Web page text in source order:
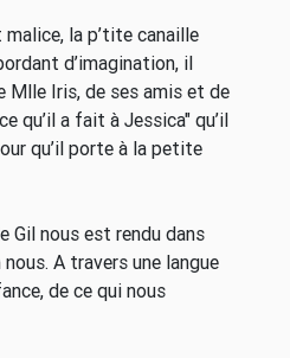
la p’tite canaille
d’imagination, il
Mlle Iris, de ses amis et de
qu’il a fait à Jessica" qu’il
qu’il porte à la petite
Gil nous est rendu dans
A travers une langue
de ce qui nous